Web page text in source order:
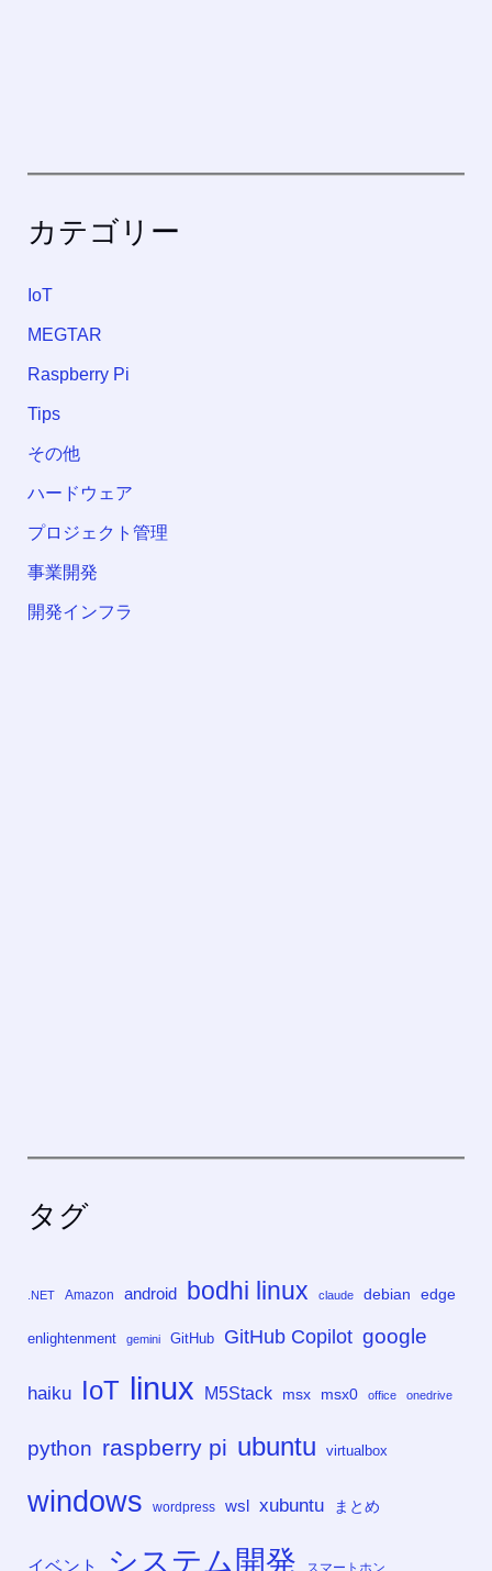
カテゴリー
IoT
MEGTAR
Raspberry Pi
Tips
その他
ハードウェア
プロジェクト管理
事業開発
開発インフラ
タグ
.NET Amazon android bodhi linux claude debian edge
enlightenment gemini GitHub GitHub Copilot google
haiku IoT linux M5Stack msx msx0 office onedrive
python raspberry pi ubuntu virtualbox
windows wordpress wsl xubuntu まとめ
イベント システム開発